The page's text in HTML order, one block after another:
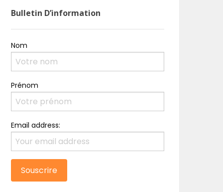
Bulletin D’information
Nom
Prénom
Email address: